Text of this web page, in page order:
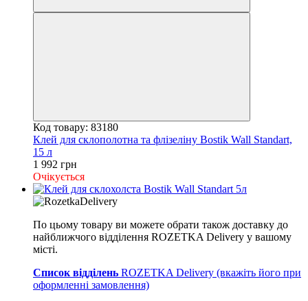
Код товару: 83180
Клей для склополотна та флізеліну Bostik Wall Standart,
15 л
1 992 грн
Очікується
По цьому товару ви можете обрати також доставку до
найближчого відділення ROZETKA Delivery у вашому
місті.
Список відділень ROZETKA Delivery (вкажіть його при
оформленні замовлення)